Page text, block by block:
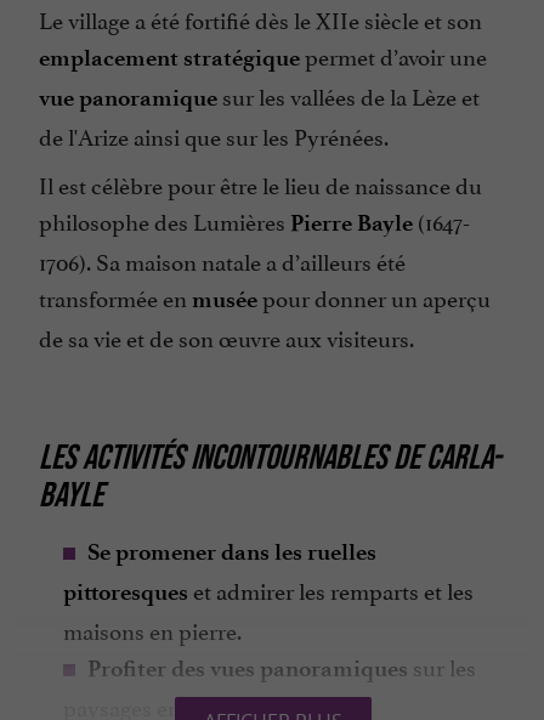
Le village a été fortifié dès le XIIe siècle et son
emplacement stratégiquepermet d’avoir une
vue panoramique sur les vallées de la Lèze et
de l'Arize ainsi que sur les Pyrénées.
Il est célèbre pour être le lieu de naissance du
philosophe des Lumières Pierre Bayle (1647-
1706). Sa maison natale a d’ailleurs été
transformée en muséepour donner un aperçu
de sa vie et de son œuvre aux visiteurs.
LES ACTIVITÉS INCONTOURNABLES DE CARLA-
BAYLE
Se promener dans les ruelles
pittoresques et admirer les remparts et les
maisons en pierre.
Profiter des vues panoramiques sur les
paysages environnants.